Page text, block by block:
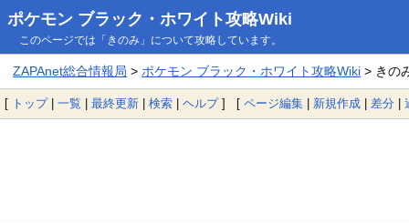
ポケモン ブラック・ホワイト攻略Wiki
このページでは「きのみ」について攻略しています。
ZAPAnet総合情報局 > ポケモン ブラック・ホワイト攻略Wiki> きの
[ トップ| 一覧 | 最終更新 | 検索 | ヘルプ] [ ページ編集 | 新規作成 | 差分 |